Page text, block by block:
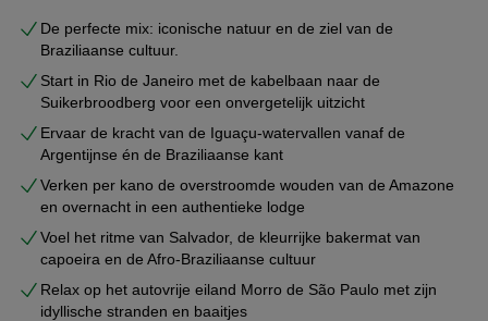
De perfecte mix: iconische natuur en de ziel van de
Braziliaanse cultuur.
Start in Rio de Janeiro met de kabelbaan naar de
Suikerbroodberg voor een onvergetelijk uitzicht
Ervaar de kracht van de Iguaçu-watervallen vanaf de
Argentijnse én de Braziliaanse kant
Verken per kano de overstroomde wouden van de Amazone
en overnacht in een authentieke lodge
Voel het ritme van Salvador, de kleurrijke bakermat van
capoeira en de Afro-Braziliaanse cultuur
Relax op het autovrije eiland Morro de São Paulo met zijn
idyllische stranden en baaitjes